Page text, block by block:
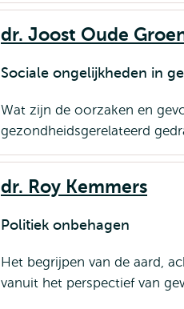
dr. Joost Oude
Sociale ongelijkheden in
Wat zijn de oorzaken en
gezondheidsgerelateerd
dr. Roy Kemmers
Politiek onbehagen
Het begrijpen van de aard,
vanuit het perspectief van